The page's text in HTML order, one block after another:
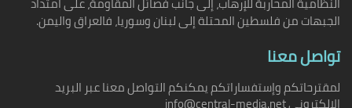
الجبهات من فلسطين المحتلة إلى لبنان وسوريا، فالعراق واليمن.
تواصل معنا
لمقترحاتكم وإستفساراتكم يمكنكم التواصل معنا عبر البريد